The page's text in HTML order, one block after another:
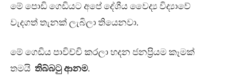
මේ පොඩි ගෙඩියට අපේ දේශීය වෛද්‍ය විද්‍යාවේ
වැදගත් තැනක් ලැබිලා තියෙනවා.
මේ ගෙඩිය පාවිච්චි කරලා හදන ජනප්‍රියම කෑමක්
තමයි තිබ්බටු ආනම.